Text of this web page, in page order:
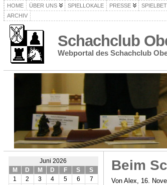
HOME ÜBER UNS SPIELLOKALE PRESSE
ARCHIV
Schachclub
Webportal des Schachclub
Juni 2026
M
D M D F S
S
1
2 3 4 5 6
7
Beim
Von Alex, 16.